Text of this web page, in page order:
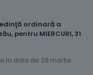
ordinară a
pentru MIERCURI, 31
la data de 28 martie